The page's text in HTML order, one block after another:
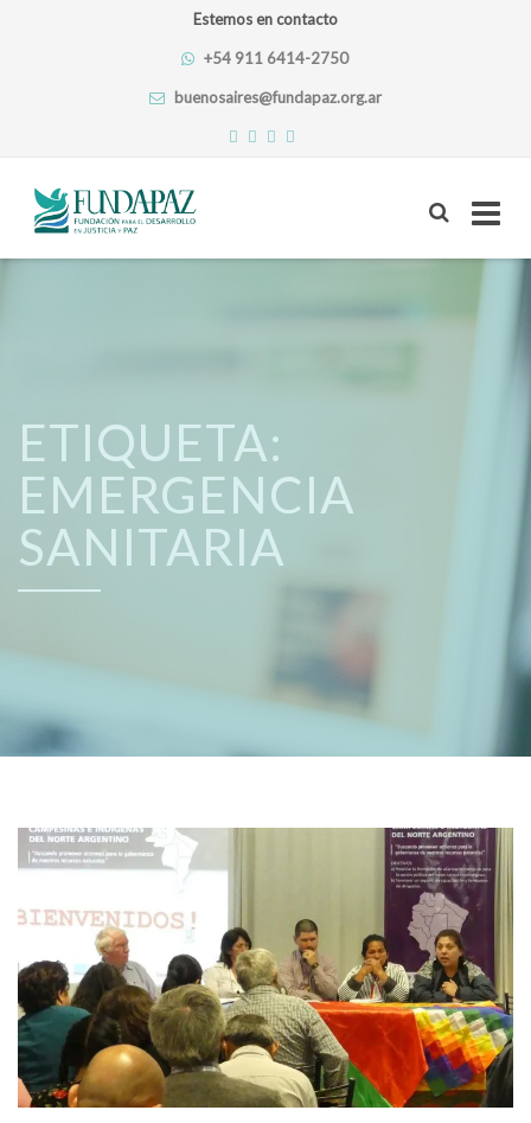
Estemos en contacto
+54 911 6414-2750
buenosaires@fundapaz.org.ar
Skip
ETIQUETA:
EMERGENCIA
SANITARIA